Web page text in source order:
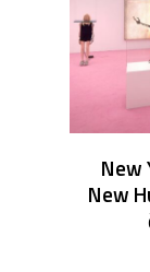
New
New